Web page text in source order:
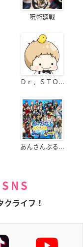
呪術廻戦
Ｄｒ．ＳＴＯ...
あんさんぶる...
クライフ！